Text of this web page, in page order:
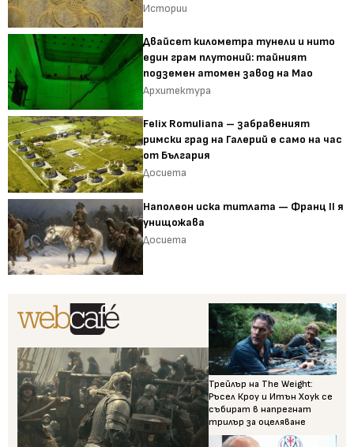
Истории
Двайсет километра тунели и нито
един грам плутоний: тайният
подземен атомен завод на Мао
Архитектура
Felix Romuliana – забравеният
римски град на Галерий е само на час
от България
Досиета
Наполеон иска титлата — Франц II я
унищожава
Досиета
Трейлър на The Weight:
Ръсел Кроу и Итън Хоук се
събират в напрегнат
трилър за оцеляване